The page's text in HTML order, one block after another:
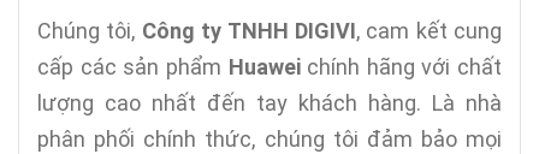
Chúng tôi, Công ty TNHH DIGIVI, cam kết cung
cấp các sản phẩm Huawei chính hãng với chất
lượng cao nhất đến tay khách hàng. Là nhà
phân phối chính thức, chúng tôi đảm bảo mọi